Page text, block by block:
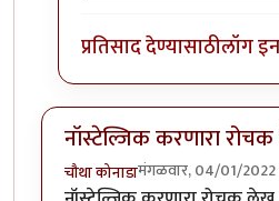
प्रतिसाद देण्यासाठीलॉग
नॉस्टेल्जिक करणारा
चौथा कोनाडामंगळवार, 04/01/2022